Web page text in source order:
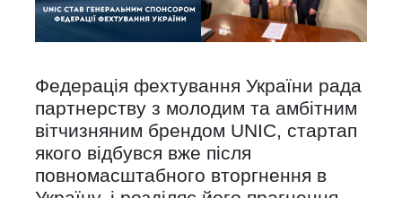
Федерація фехтування України рада
партнерству з молодим та амбітним
вітчизняним брендом UNIC, стартап
якого відбувся вже після
повномасштабного вторгнення в